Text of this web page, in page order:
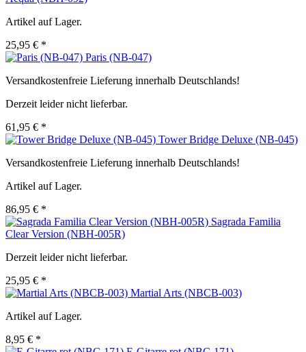
Artikel auf Lager.
25,95 € *
Paris (NB-047)
Versandkostenfreie Lieferung innerhalb Deutschlands!
Derzeit leider nicht lieferbar.
61,95 € *
Tower Bridge Deluxe (NB-045)
Versandkostenfreie Lieferung innerhalb Deutschlands!
Artikel auf Lager.
86,95 € *
Sagrada Familia
Clear Version (NBH-005R)
Derzeit leider nicht lieferbar.
25,95 € *
Martial Arts (NBCB-003)
Artikel auf Lager.
8,95 € *